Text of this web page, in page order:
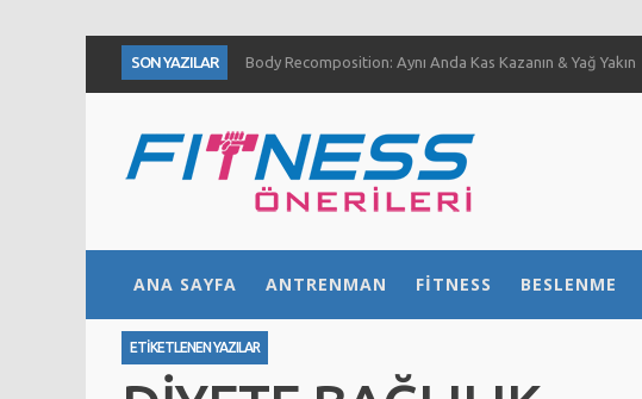
SON YAZILAR Body Recomposition: Aynı Anda Kas Kazanın & Yağ Yakın
Aç Karnına Egzersiz Daha Fazla Yağ Kaybı Sağlar Mı?
Temiz Büyüme (Clean Bulk) Nedir? Nasıl Yapılır?
Definasyon dönemi kas ve kuvvet gelişimini nasıl etkiliyor?
1 Ayda Ne Kadar Kas Kazanabilirsiniz?
ANA SAYFA ANTRENMAN FITNESS BESLENME
ETIKETLENEN YAZILAR